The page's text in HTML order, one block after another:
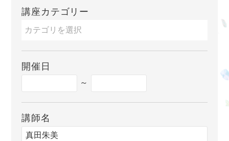
講座カテゴリー
開催日
～
講師名